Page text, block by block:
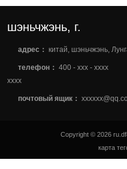
шэньчжэнь, г.
адрес： китай, шэньчжэнь,
телефон： 400 - xxx - xxxx
xxxx
почтовый ящик：
Copyright © 2026
карта